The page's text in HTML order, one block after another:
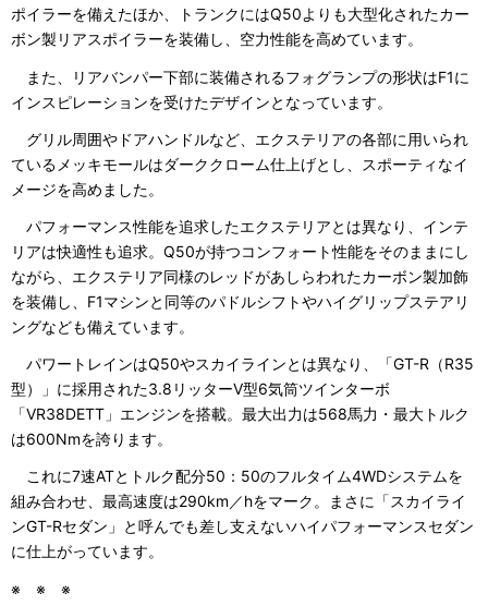
ポイラーを備えたほか、トランクにはQ50よりも大型化されたカー
ボン製リアスポイラーを装備し、空力性能を高めています。
また、リアバンパー下部に装備されるフォグランプの形状はF1に
インスピレーションを受けたデザインとなっています。
グリル周囲やドアハンドルなど、エクステリアの各部に用いられ
ているメッキモールはダーククローム仕上げとし、スポーティなイ
メージを高めました。
パフォーマンス性能を追求したエクステリアとは異なり、インテ
リアは快適性も追求。Q50が持つコンフォート性能をそのままにし
ながら、エクステリア同様のレッドがあしらわれたカーボン製加飾
を装備し、F1マシンと同等のパドルシフトやハイグリップステアリ
ングなども備えています。
パワートレインはQ50やスカイラインとは異なり、「GT-R（R35
型）」に採用された3.8リッターV型6気筒ツインターボ
「VR38DETT」エンジンを搭載。最大出力は568馬力・最大トルク
は600Nmを誇ります。
これに7速ATとトルク配分50：50のフルタイム4WDシステムを
組み合わせ、最高速度は290km／hをマーク。まさに「スカイライ
ンGT-Rセダン」と呼んでも差し支えないハイパフォーマンスセダン
に仕上がっています。
※ ※ ※